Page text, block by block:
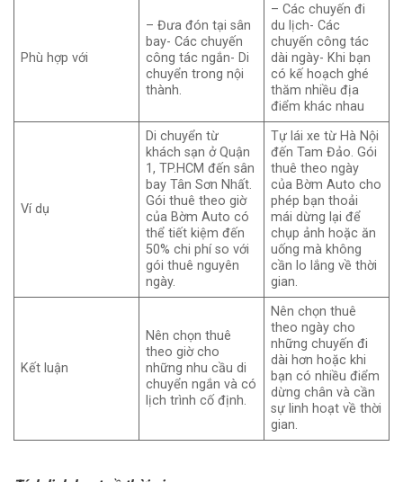
Phù hợp với
– Đưa đón tại sân
bay- Các chuyến
công tác ngắn- Di
chuyển trong nội
thành.
– Các chuyến đi
du lịch- Các
chuyến công tác
dài ngày- Khi bạn
có kế hoạch ghé
thăm nhiều địa
điểm khác nhau
Ví dụ
Di chuyển từ
khách sạn ở Quận
1, TP.HCM đến sân
bay Tân Sơn Nhất.
Gói thuê theo giờ
của Bờm Auto có
thể tiết kiệm đến
50% chi phí so với
gói thuê nguyên
ngày.
Tự lái xe từ Hà Nội
đến Tam Đảo. Gói
thuê theo ngày
của Bờm Auto cho
phép bạn thoải
mái dừng lại để
chụp ảnh hoặc ăn
uống mà không
cần lo lắng về thời
gian.
Kết luận
Nên chọn thuê
theo giờ cho
những nhu cầu di
chuyển ngắn và có
lịch trình cố định.
Nên chọn thuê
theo ngày cho
những chuyến đi
dài hơn hoặc khi
bạn có nhiều điểm
dừng chân và cần
sự linh hoạt về thời
gian.